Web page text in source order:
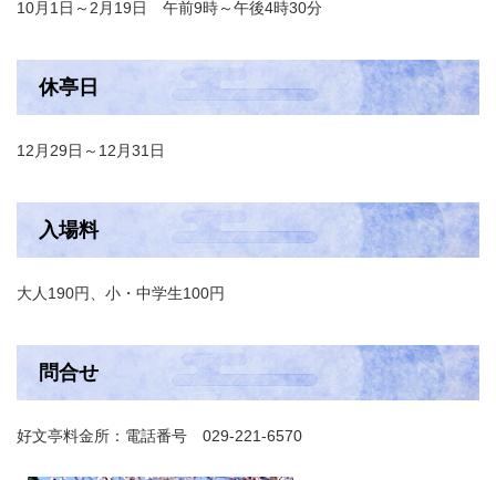
10月1日～2月19日 午前9時～午後4時30分
休亭日
12月29日～12月31日
入場料
大人190円、小・中学生100円
問合せ
好文亭料金所：電話番号 029-221-6570